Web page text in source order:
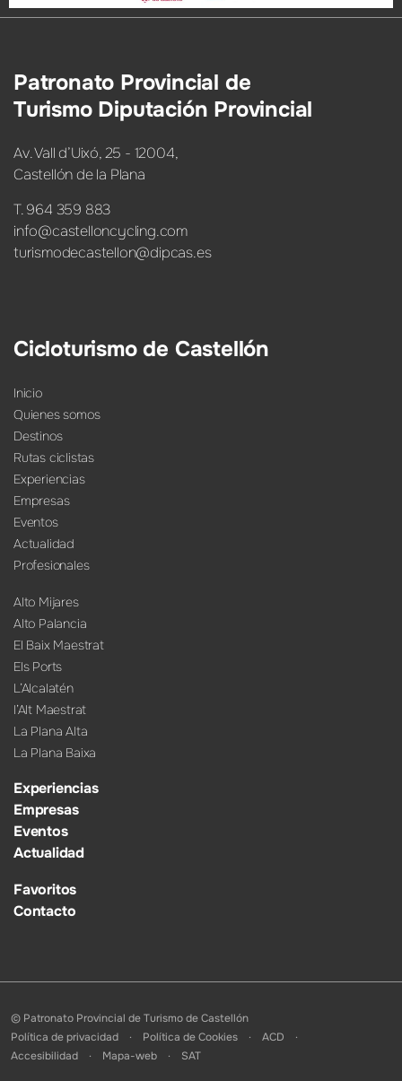
Patronato Provincial de
Turismo Diputación Provincial
Av. Vall d’Uixó, 25 - 12004,
Castellón de la Plana
T. 964 359 883
info@castelloncycling.com
turismodecastellon@dipcas.es
Cicloturismo de Castellón
Inicio
Quienes somos
Destinos
Rutas ciclistas
Experiencias
Empresas
Eventos
Actualidad
Profesionales
Alto Mijares
Alto Palancia
El Baix Maestrat
Els Ports
L’Alcalatén
l’Alt Maestrat
La Plana Alta
La Plana Baixa
Experiencias
Empresas
Eventos
Actualidad
Favoritos
Contacto
© Patronato Provincial de Turismo de Castellón
Política de privacidad
Política de Cookies
ACD
Accesibilidad
Mapa-web SAT